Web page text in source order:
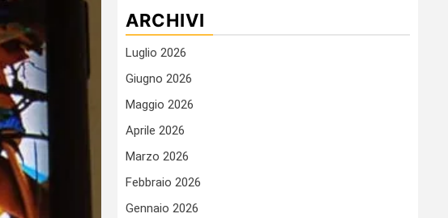
ARCHIVI
Luglio 2026
Giugno 2026
Maggio 2026
Aprile 2026
Marzo 2026
Febbraio 2026
Gennaio 2026